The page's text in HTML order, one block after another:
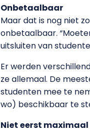
Onbetaalbaar
Maar dat is nog niet
onbetaalbaar.
uitsluiten van
Er werden
ze allemaal. De
studenten mee te
wo) beschikbaar te
Niet eerst maximaal